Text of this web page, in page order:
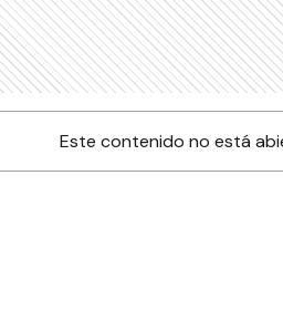
Este contenido no está